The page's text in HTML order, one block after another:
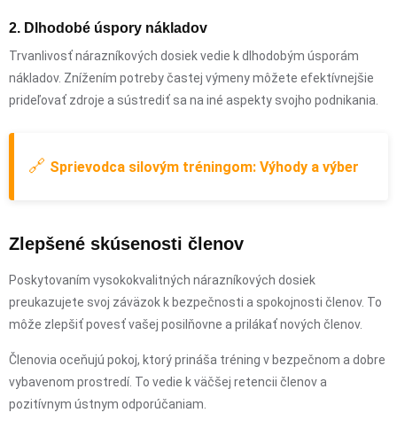
2. Dlhodobé úspory nákladov
Trvanlivosť nárazníkových dosiek vedie k dlhodobým úsporám
nákladov. Znížením potreby častej výmeny môžete efektívnejšie
prideľovať zdroje a sústrediť sa na iné aspekty svojho podnikania.
🔗 Sprievodca silovým tréningom: Výhody a výber
Zlepšené skúsenosti členov
Poskytovaním vysokokvalitných nárazníkových dosiek
preukazujete svoj záväzok k bezpečnosti a spokojnosti členov. To
môže zlepšiť povesť vašej posilňovne a prilákať nových členov.
Členovia oceňujú pokoj, ktorý prináša tréning v bezpečnom a dobre
vybavenom prostredí. To vedie k väčšej retencii členov a
pozitívnym ústnym odporúčaniam.